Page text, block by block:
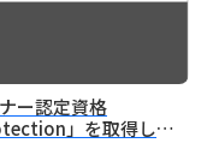
ー認定資格
」を取得しま